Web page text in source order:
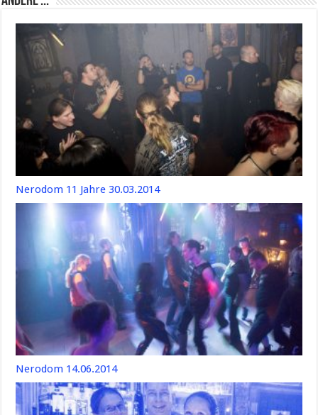
Nerodom 11 Jahre 30.03.2014
Nerodom 14.06.2014